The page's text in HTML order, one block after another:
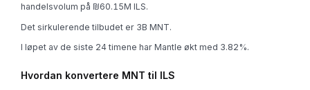
handelsvolum på ₪60.15M ILS.
Det sirkulerende tilbudet er 3B MNT.
I løpet av de siste 24 timene har Mantle økt med 3.82%.
Hvordan konvertere MNT til ILS